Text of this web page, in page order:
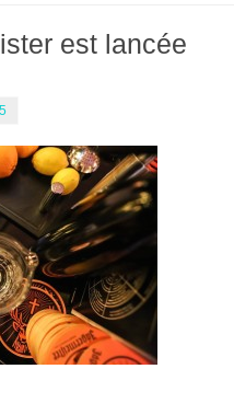
est lancée